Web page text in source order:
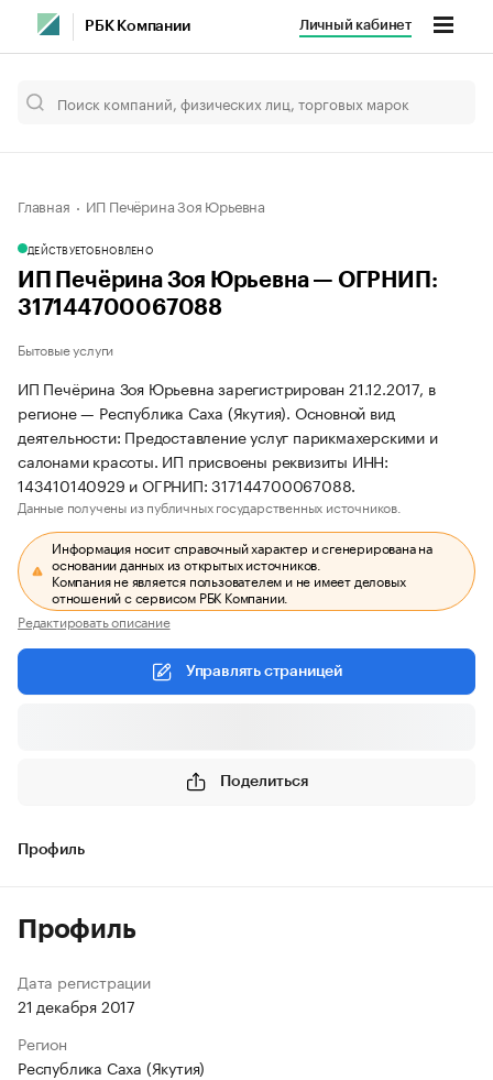
РБК Компании Личный кабинет
Главная ИП Печёрина Зоя Юрьевна
ДЕЙСТВУЕТОБНОВЛЕНО
ИП Печёрина Зоя Юрьевна — ОГРНИП:
317144700067088
Бытовые услуги
ИП Печёрина Зоя Юрьевна зарегистрирован 21.12.2017, в
регионе — Республика Саха (Якутия). Основной вид
деятельности: Предоставление услуг парикмахерскими и
салонами красоты. ИП присвоены реквизиты ИНН:
143410140929 и ОГРНИП: 317144700067088.
Данные получены из публичных государственных источников.
Информация носит справочный характер и сгенерирована на
основании данных из открытых источников.
Компания не является пользователем и не имеет деловых
отношений с сервисом РБК Компании.
Редактировать описание
Управлять страницей
Поделиться
Профиль
Профиль
Дата регистрации
21 декабря 2017
Регион
Республика Саха (Якутия)